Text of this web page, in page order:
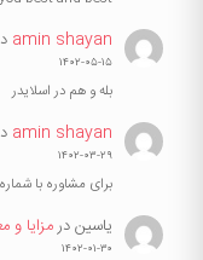
amin shayan
۱۴۰۲-۰۵-۱۵
بله و هم در اسلایدر
amin shayan
۱۴۰۲-۰۳-۲۹
برای مشاوره با
یاسیندرمزایا
۱۴۰۲-۰۱-۳۰